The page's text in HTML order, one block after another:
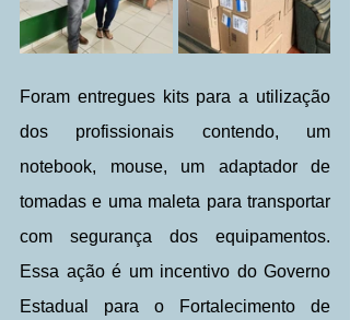
Foram entregues kits para a utilização
dos profissionais contendo, um
notebook, mouse, um adaptador de
tomadas e uma maleta para transportar
com segurança dos equipamentos.
Essa ação é um incentivo do Governo
Estadual para o Fortalecimento de